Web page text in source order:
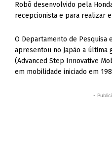
Robô desenvolvido pela
recepcionista e para realizar
O Departamento de Pesquisa
apresentou no Japão a última
(Advanced Step Innovative
em mobilidade iniciado em
-